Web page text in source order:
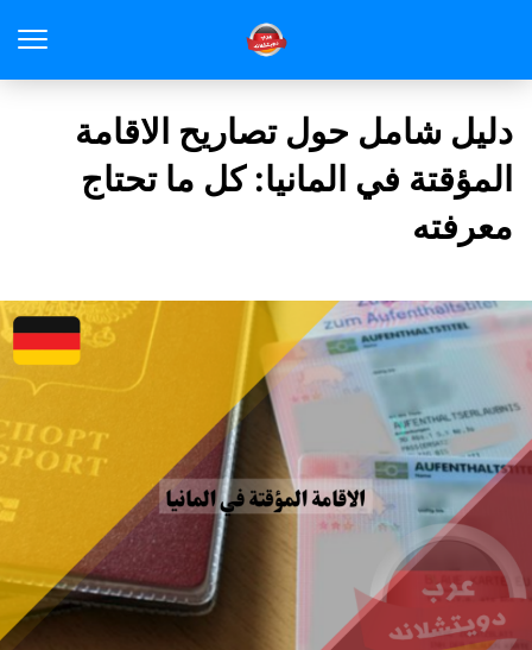
دليل شامل حول تصاريح الاقامة
المؤقتة في المانيا: كل ما تحتاج
معرفته